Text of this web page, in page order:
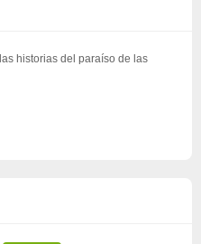
historias del paraíso de las